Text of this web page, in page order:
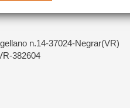
n.14-37024-Negrar(VR)
382604